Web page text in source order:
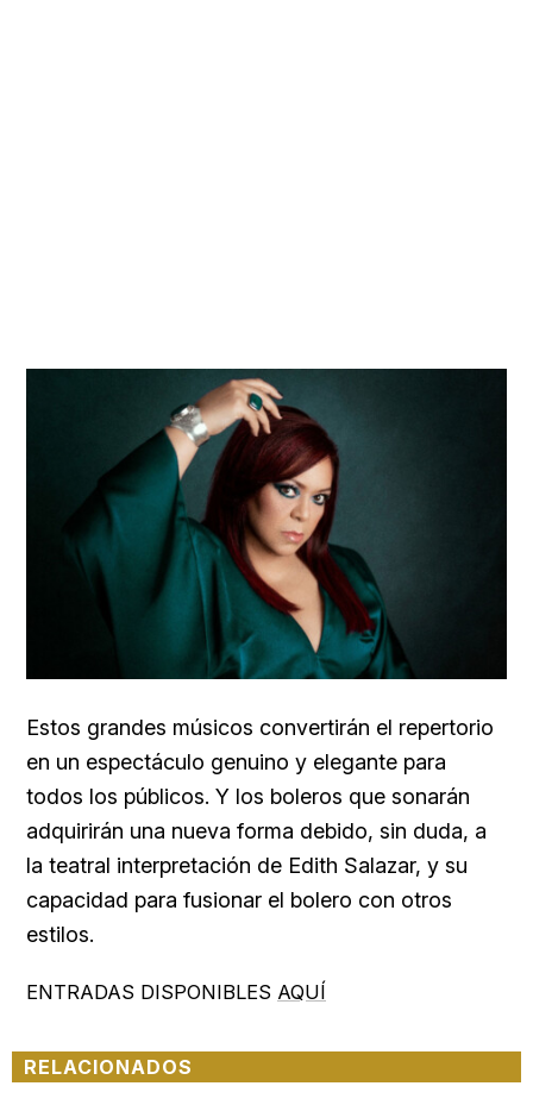
Estos grandes músicos convertirán el repertorio
en un espectáculo genuino y elegante para
todos los públicos. Y los boleros que sonarán
adquirirán una nueva forma debido, sin duda, a
la teatral interpretación de Edith Salazar, y su
capacidad para fusionar el bolero con otros
estilos.
ENTRADAS DISPONIBLES AQUÍ
RELACIONADOS